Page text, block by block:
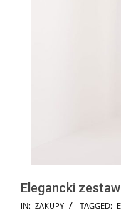
Elegancki
2025-
IN: ZAKUPY TAGGED: